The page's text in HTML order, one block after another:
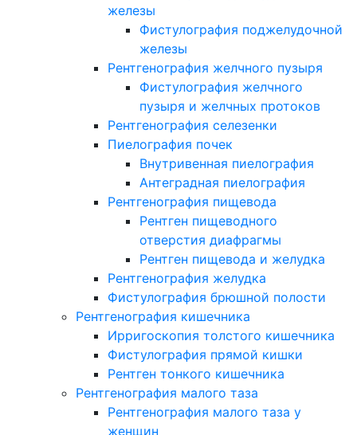
железы
Фистулография поджелудочной
железы
Рентгенография желчного пузыря
Фистулография желчного
пузыря и желчных протоков
Рентгенография селезенки
Пиелография почек
Внутривенная пиелография
Антеградная пиелография
Рентгенография пищевода
Рентген пищеводного
отверстия диафрагмы
Рентген пищевода и желудка
Рентгенография желудка
Фистулография брюшной полости
Рентгенография кишечника
Ирригоскопия толстого кишечника
Фистулография прямой кишки
Рентген тонкого кишечника
Рентгенография малого таза
Рентгенография малого таза у
женщин